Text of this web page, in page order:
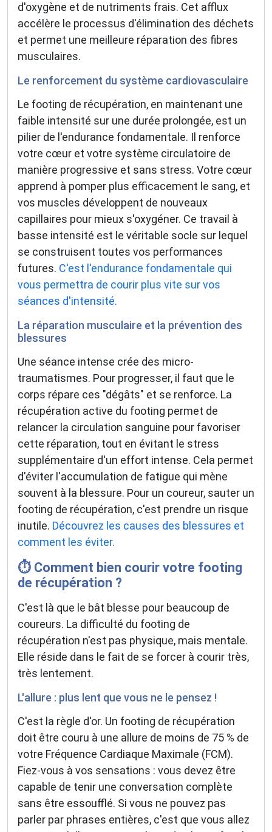
d'oxygène et de nutriments frais. Cet afflux
accélère le processus d'élimination des déchets
et permet une meilleure réparation des fibres
musculaires.
Le renforcement du système cardiovasculaire
Le footing de récupération, en maintenant une
faible intensité sur une durée prolongée, est un
pilier de l'endurance fondamentale. Il renforce
votre cœur et votre système circulatoire de
manière progressive et sans stress. Votre cœur
apprend à pomper plus efficacement le sang, et
vos muscles développent de nouveaux
capillaires pour mieux s'oxygéner. Ce travail à
basse intensité est le véritable socle sur lequel
se construisent toutes vos performances
futures. C'est l'endurance fondamentale qui
vous permettra de courir plus vite sur vos
séances d'intensité.
La réparation musculaire et la prévention des
blessures
Une séance intense crée des micro-
traumatismes. Pour progresser, il faut que le
corps répare ces "dégâts" et se renforce. La
récupération active du footing permet de
relancer la circulation sanguine pour favoriser
cette réparation, tout en évitant le stress
supplémentaire d'un effort intense. Cela permet
d'éviter l'accumulation de fatigue qui mène
souvent à la blessure. Pour un coureur, sauter un
footing de récupération, c'est prendre un risque
inutile. Découvrez les causes des blessures et
comment les éviter.
⏱️ Comment bien courir votre footing
de récupération ?
C'est là que le bât blesse pour beaucoup de
coureurs. La difficulté du footing de
récupération n'est pas physique, mais mentale.
Elle réside dans le fait de se forcer à courir très,
très lentement.
L'allure : plus lent que vous ne le pensez !
C'est la règle d'or. Un footing de récupération
doit être couru à une allure de moins de 75 % de
votre Fréquence Cardiaque Maximale (FCM).
Fiez-vous à vos sensations : vous devez être
capable de tenir une conversation complète
sans être essoufflé. Si vous ne pouvez pas
parler par phrases entières, c'est que vous allez